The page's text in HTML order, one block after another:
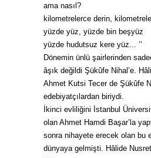
ama nasıl?
kilometrelerce derin,
yüzde yüz, yüzde bin beşyüz
yüzde hudutsuz kere yüz... ’’
Dönemin ünlü şairlerinden
âşık değildi Şükûfe Nihal’e.
Ahmet Kutsi Tecer de Şükûfe
edebiyatçılardan biriydi.
İkinci evliliğini İstanbul
olan Ahmet Hamdi Başar’la
sonra nihayete erecek olan bu
dünyaya gelmişti. Hâlide